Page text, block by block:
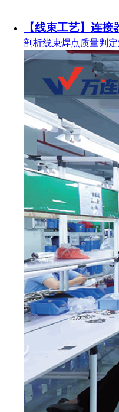
【线束工艺】连
剖析线束焊点质量判